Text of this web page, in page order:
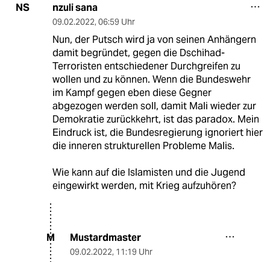
NS nzuli sana
09.02.2022, 06:59 Uhr
Nun, der Putsch wird ja von seinen Anhängern
damit begründet, gegen die Dschihad-
Terroristen entschiedener Durchgreifen zu
wollen und zu können. Wenn die Bundeswehr
im Kampf gegen eben diese Gegner
abgezogen werden soll, damit Mali wieder zur
Demokratie zurückkehrt, ist das paradox. Mein
Eindruck ist, die Bundesregierung ignoriert hier
die inneren strukturellen Probleme Malis.
Wie kann auf die Islamisten und die Jugend
eingewirkt werden, mit Krieg aufzuhören?
M Mustardmaster
09.02.2022, 11:19 Uhr